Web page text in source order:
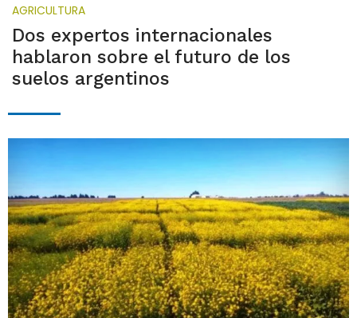
AGRICULTURA
Dos expertos internacionales
hablaron sobre el futuro de los
suelos argentinos